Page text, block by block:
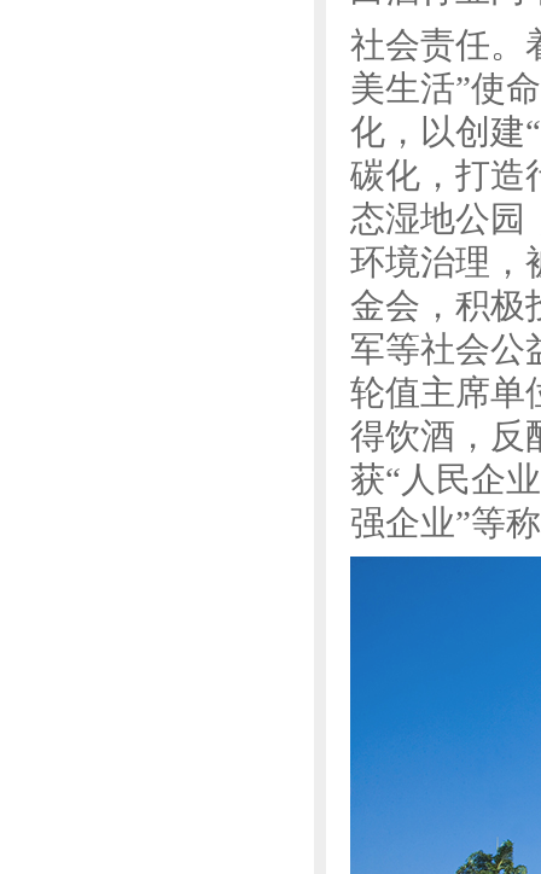
社会责任。
美生活”使
化，以创建
碳化，打造
态湿地公园
环境治理，
金会，积极
军等社会公
轮值主席单
得饮酒，反
获“人民企
强企业”等